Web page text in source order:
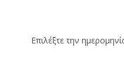
Επιλέξτε την